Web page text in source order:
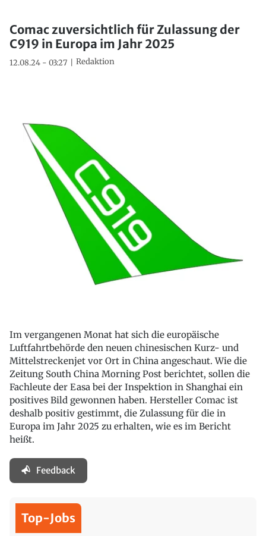
Comac zuversichtlich für Zulassung der
C919 in Europa im Jahr 2025
12.08.24 - 03:27 Redaktion
Im vergangenen Monat hat sich die europäische
Luftfahrtbehörde den neuen chinesischen Kurz- und
Mittelstreckenjet vor Ort in China angeschaut. Wie die
Zeitung South China Morning Post berichtet, sollen die
Fachleute der Easa bei der Inspektion in Shanghai ein
positives Bild gewonnen haben. Hersteller Comac ist
deshalb positiv gestimmt, die Zulassung für die in
Europa im Jahr 2025 zu erhalten, wie es im Bericht
heißt.
Feedback
Top-Jobs